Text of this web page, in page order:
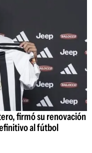
firmó su renovación
al fútbol